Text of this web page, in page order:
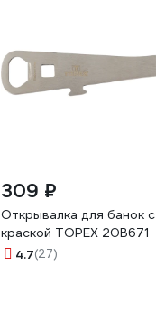
309 ₽
Открывалка для банок с
краской TOPEX 20B671
4.7(27)